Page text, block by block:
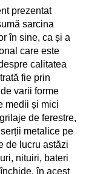
prezentat
sarcina
în sine, ca și a
care este
calitatea
fie prin
varii forme
medii și mici
de ferestre,
metalice pe
de lucru astăzi
nituiri, bateri
în acest